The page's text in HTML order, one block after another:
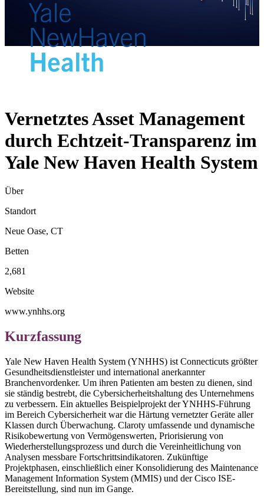
Vernetztes Asset Management
durch Echtzeit-Transparenz im
Yale New Haven Health System
Über
Standort
Neue Oase, CT
Betten
2,681
Website
www.ynhhs.org
Kurzfassung
Yale New Haven Health System (YNHHS) ist Connecticuts größter
Gesundheitsdienstleister und international anerkannter
Branchenvordenker. Um ihren Patienten am besten zu dienen, sind
sie ständig bestrebt, die Cybersicherheitshaltung des Unternehmens
zu verbessern. Ein aktuelles Beispielprojekt der YNHHS-Führung
im Bereich Cybersicherheit war die Härtung vernetzter Geräte aller
Klassen durch Überwachung. Claroty umfassende und dynamische
Risikobewertung von Vermögenswerten, Priorisierung von
Wiederherstellungsprozess und durch die Vereinheitlichung von
Analysen messbare Fortschrittsindikatoren. Zukünftige
Projektphasen, einschließlich einer Konsolidierung des Maintenance
Management Information System (MMIS) und der Cisco ISE-
Bereitstellung, sind nun im Gange.